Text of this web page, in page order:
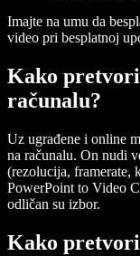
Imajte na umu da
video pri besplatnoj
Kako
računalu?
Uz ugrađene i online
na računalu. On nudi
(rezolucija, framerate,
PowerPoint to Video
odličan su izbor.
Kako